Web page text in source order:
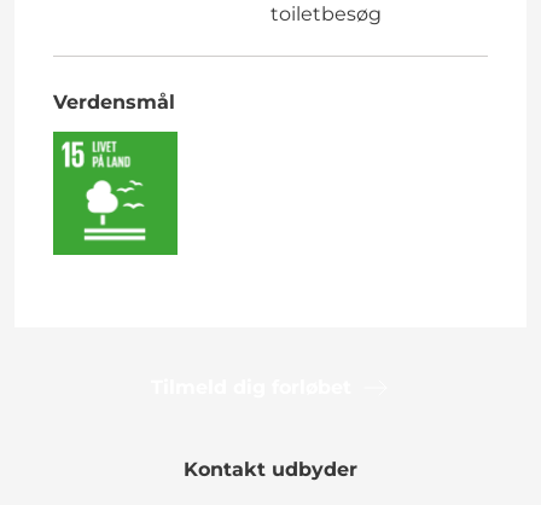
toiletbesøg
Verdensmål
Kontakt udbyder